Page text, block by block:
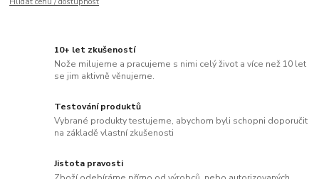
10+ let zkušeností
Nože milujeme a pracujeme s nimi celý život a více než 10 let
se jim aktivně věnujeme.
Testování produktů
Vybrané produkty testujeme, abychom byli schopni doporučit
na základě vlastní zkušenosti
Jistota pravosti